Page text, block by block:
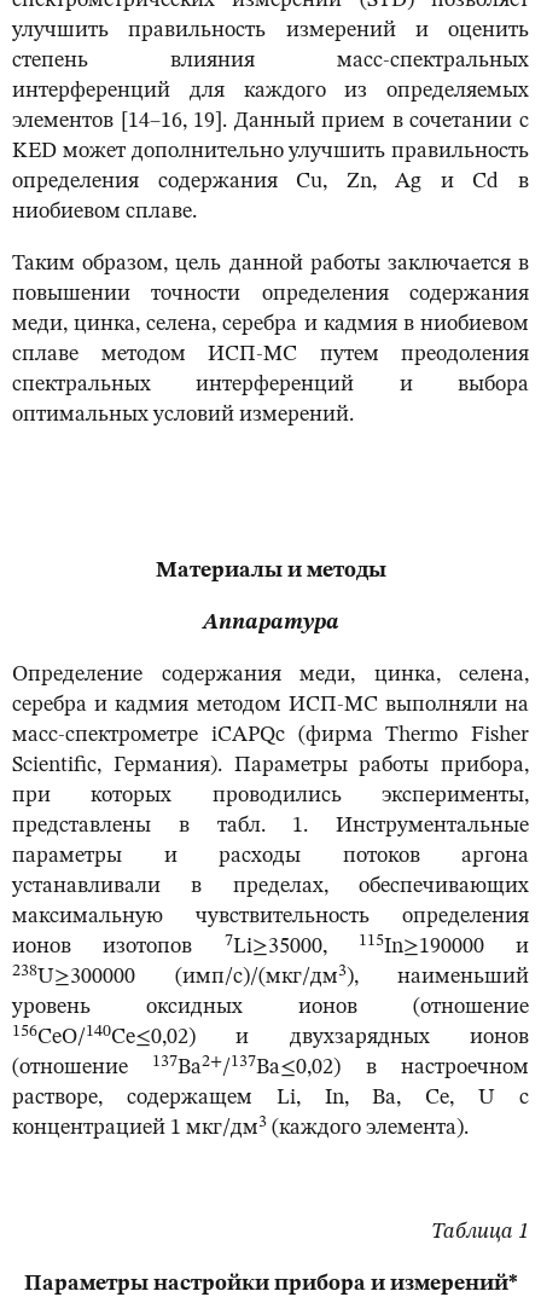
улучшить правильность измерений и оценить
степень влияния масс-спектральных
интерференций для каждого из определяемых
элементов [14–16, 19]. Данный прием в сочетании с
KED может дополнительно улучшить правильность
определения содержания Cu, Zn, Ag и Cd в
ниобиевом сплаве.
Таким образом, цель данной работы заключается в
повышении точности определения содержания
меди, цинка, селена, серебра и кадмия в ниобиевом
сплаве методом ИСП-МС путем преодоления
спектральных интерференций и выбора
оптимальных условий измерений.
Материалы и методы
Аппаратура
Определение содержания меди, цинка, селена,
серебра и кадмия методом ИСП-МС выполняли на
масс-спектрометре iCAPQс (фирма Thermo Fisher
Scientific, Германия). Параметры работы прибора,
при которых проводились эксперименты,
представлены в табл. 1. Инструментальные
параметры и расходы потоков аргона
устанавливали в пределах, обеспечивающих
максимальную чувствительность определения
ионов изотопов
7Li≥35000, 115In≥190000 и
238U≥300000 (имп/с)/(мкг/дм3), наименьший
уровень оксидных ионов (отношение
156CeO/140Ce≤0,02) и двухзарядных ионов
(отношение
137Ba2+/137Ba≤0,02) в настроечном
растворе, содержащем Li, In, Ba, Ce, U с
концентрацией 1 мкг/дм3 (каждого элемента).
Таблица 1
Параметры настройки прибора и измерений*